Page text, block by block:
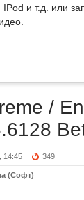
IPod и т.д. или
/
14:45 349
(Софт)